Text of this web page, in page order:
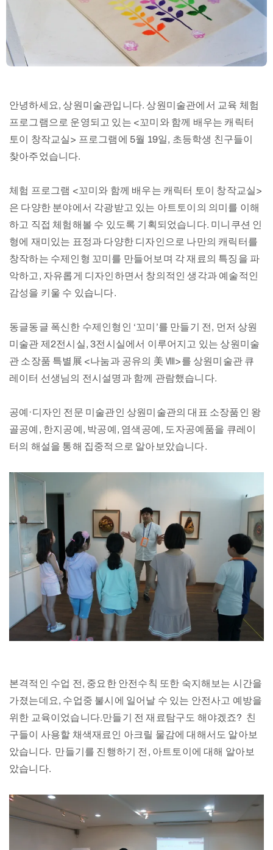
안녕하세요, 상원미술관입니다. 상원미술관에서 교육 체험
프로그램으로 운영되고 있는 <꼬미와 함께 배우는 캐릭터
토이 창작교실> 프로그램에 5월 19일, 초등학생 친구들이
찾아주었습니다.
체험 프로그램 <꼬미와 함께 배우는 캐릭터 토이 창작교실>
은 다양한 분야에서 각광받고 있는 아트토이의 의미를 이해
하고 직접 체험해볼 수 있도록 기획되었습니다. 미니쿠션 인
형에 재미있는 표정과 다양한 디자인으로 나만의 캐릭터를
창작하는 수제인형 꼬미를 만들어보며 각 재료의 특징을 파
악하고, 자유롭게 디자인하면서 창의적인 생각과 예술적인
감성을 키울 수 있습니다.
동글동글 폭신한 수제인형인 ‘꼬미’를 만들기 전, 먼저 상원
미술관 제2전시실, 3전시실에서 이루어지고 있는 상원미술
관 소장품 특별展 <나눔과 공유의 美 Ⅷ>를 상원미술관 큐
레이터 선생님의 전시설명과 함께 관람했습니다.
공예·디자인 전문 미술관인 상원미술관의 대표 소장품인 왕
골공예, 한지공예, 박공예, 염색공예, 도자공예품을 큐레이
터의 해설을 통해 집중적으로 알아보았습니다.
본격적인 수업 전, 중요한 안전수칙 또한 숙지해보는 시간을
가졌는데요, 수업중 불시에 일어날 수 있는 안전사고 예방을
위한 교육이었습니다.만들기 전 재료탐구도 해야겠죠? 친
구들이 사용할 채색재료인 아크릴 물감에 대해서도 알아보
았습니다. 만들기를 진행하기 전, 아트토이에 대해 알아보
았습니다.